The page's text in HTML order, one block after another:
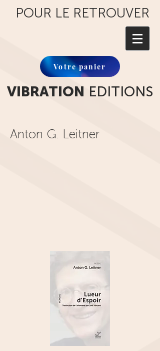
POUR LE RETROUVER
Votre panier
VIBRATION EDITIONS
Anton G. Leitner